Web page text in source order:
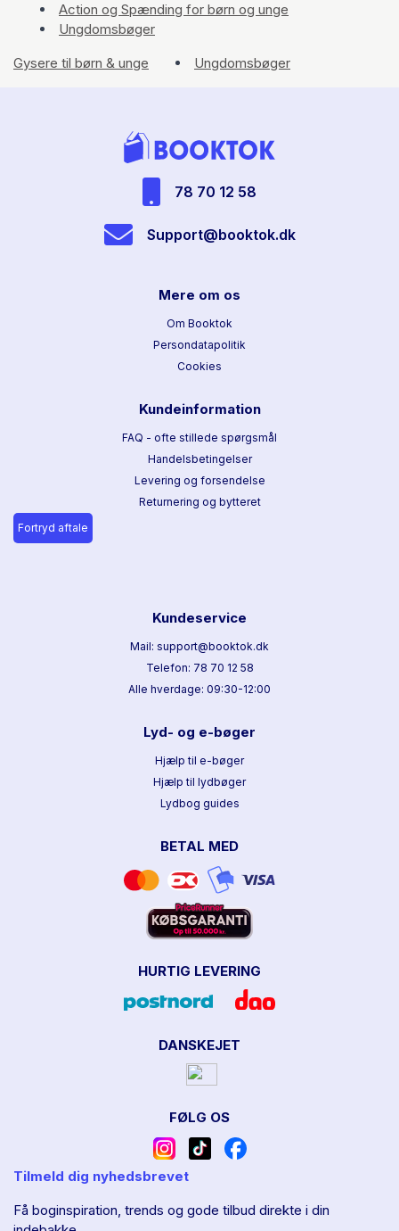
Action og Spænding for børn og unge
Ungdomsbøger
Gysere til børn & unge
Ungdomsbøger
78 70 12 58
Support@booktok.dk
Mere om os
Om Booktok
Persondatapolitik
Cookies
Kundeinformation
FAQ - ofte stillede spørgsmål
Handelsbetingelser
Levering og forsendelse
Returnering og bytteret
Fortryd aftale
Kundeservice
Mail: support@booktok.dk
Telefon: 78 70 12 58
Alle hverdage: 09:30-12:00
Lyd- og e-bøger
Hjælp til e-bøger
Hjælp til lydbøger
Lydbog guides
BETAL MED
HURTIG LEVERING
DANSKEJET
FØLG OS
Tilmeld dig nyhedsbrevet
Få boginspiration, trends og gode tilbud direkte i din